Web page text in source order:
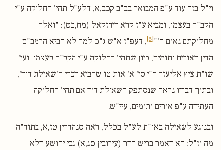
וי"ל בזה עוד ע"פ המבואר בב"ב קכב,א, דלע"ל תהי' החלוקה ע"י
הקב"ה בעצמו, ומביא ע"ז קרא דיחזקאל (מח,כט): "ואלה
מחלוקתם נאום ה'"[5]
, דעפ"ז א"ש ג"כ למה לא הביא הרמב"ם
הדין דאורים ותומים, כיון שתהי' החלוקה ע"י הקב"ה בעצמו. ועי'
שו"ת ציץ אליעזר ח"י סי' א' אות טו שהביא דברי ה'שאילת דוד',
ובתוך דבריו נראה שנסתפק השאילת דוד אם תהי' החלוקה
העתידה ע"פ אורים ותומים, עיי"ש.
ובנוגע לשאילה באו"ת לע"ל בכלל, ראה סנהדרין טז,א, בתוד"ה
מה וז"ל: הא דאמר בריש הדר (עירובין סג,א) גבי יהושע דלא